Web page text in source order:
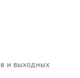
и выходных